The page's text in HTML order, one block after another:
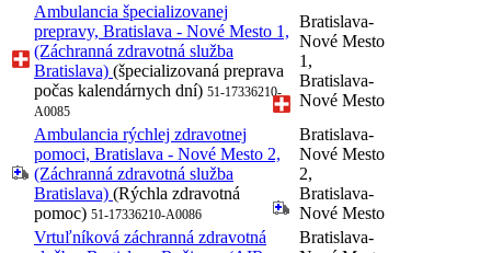
Ambulancia špecializovanej
prepravy, Bratislava - Nové Mesto 1,
(Záchranná zdravotná služba
Bratislava) (špecializovaná preprava
počas kalendárnych dní) 51-17336210-
A0085
Bratislava-
Nové Mesto
1,
Bratislava-
Nové Mesto
Ambulancia rýchlej zdravotnej
pomoci, Bratislava - Nové Mesto 2,
(Záchranná zdravotná služba
Bratislava) (Rýchla zdravotná
pomoc) 51-17336210-A0086
Bratislava-
Nové Mesto
2,
Bratislava-
Nové Mesto
Vrtuľníková záchranná zdravotná
Bratislava-